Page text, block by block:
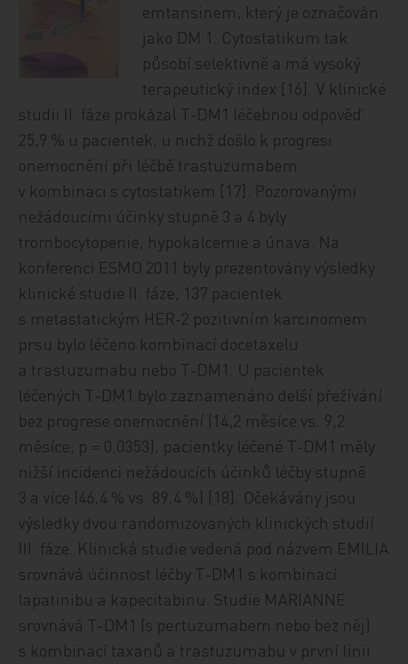
emtansinem, který je označován
jako DM 1. Cytostatikum tak
působí selektivně a má vysoký
terapeutický index [16]. V klinické
studii II. fáze prokázal T-DM1 léčebnou odpověď
25,9 % u pacientek, u nichž došlo k progresi
onemocnění při léčbě trastuzumabem
v kombinaci s cytostatikem [17]. Pozorovanými
nežádoucími účinky stupně 3 a 4 byly
trombocytopenie, hypokalcemie a únava. Na
konferenci ESMO 2011 byly prezentovány výsledky
klinické studie II. fáze; 137 pacientek
s metastatickým HER-2 pozitivním karcinomem
prsu bylo léčeno kombinací docetaxelu
a trastuzumabu nebo T-DM1. U pacientek
léčených T-DM1 bylo zaznamenáno delší přežívání
bez progrese onemocnění (14,2 měsíce vs. 9,2
měsíce; p = 0,0353), pacientky léčené T-DM1 měly
nižší incidenci nežádoucích účinků léčby stupně
3 a více (46,4 % vs. 89,4 %) [18]. Očekávány jsou
výsledky dvou randomizovaných klinických studií
III. fáze. Klinická studie vedená pod názvem EMILIA
srovnává účinnost léčby T-DM1 s kombinací
lapatinibu a kapecitabinu. Studie MARIANNE
srovnává T-DM1 (s pertuzumabem nebo bez něj)
s kombinací taxanů a trastuzumabu v první linii